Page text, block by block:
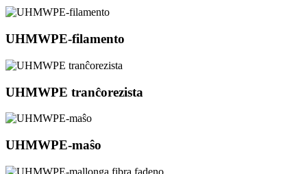
UHMWPE-filamento
UHMWPE tranĉorezista
UHMWPE-maŝo